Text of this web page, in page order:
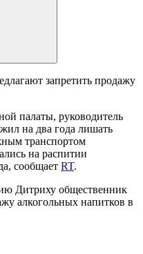
запретить продажу
палаты, руководитель
на два года лишать
транспортом
на распитии
сообщает RT.
Дитриху общественник
алкогольных напитков в